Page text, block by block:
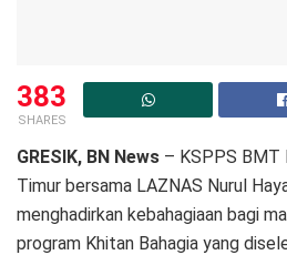
383
SHARES
GRESIK, BN News – KSPPS BMT
Timur bersama LAZNAS Nurul
menghadirkan kebahagiaan bagi
program Khitan Bahagia yang